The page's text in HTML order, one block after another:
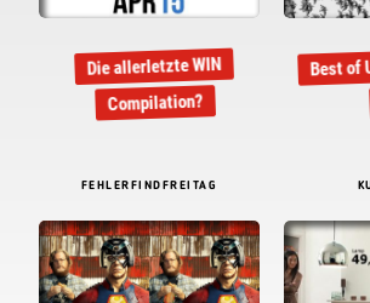
Die allerletzte WIN
Compilation?
Best of
FEHLERFINDFREITAG